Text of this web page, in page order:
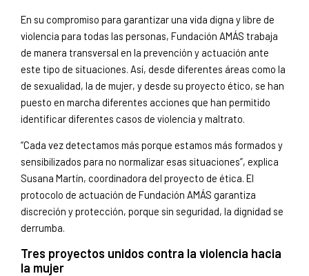
En su compromiso para garantizar una vida digna y libre de
violencia para todas las personas, Fundación AMÁS trabaja
de manera transversal en la prevención y actuación ante
este tipo de situaciones. Así, desde diferentes áreas como la
de sexualidad, la de mujer, y desde su proyecto ético, se han
puesto en marcha diferentes acciones que han permitido
identificar diferentes casos de violencia y maltrato.
“Cada vez detectamos más porque estamos más formados y
sensibilizados para no normalizar esas situaciones”, explica
Susana Martín, coordinadora del proyecto de ética. El
protocolo de actuación de Fundación AMÁS garantiza
discreción y protección, porque sin seguridad, la dignidad se
derrumba.
Tres proyectos unidos contra la violencia hacia
la mujer